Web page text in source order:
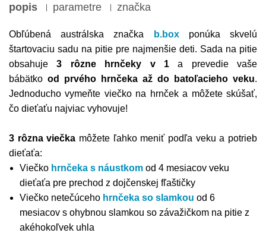
popis parametre značka
Obľúbená austrálska značka b.boxponúka skvelú
štartovaciu sadu na pitie pre najmenšie deti. Sada na pitie
obsahuje3 rôzne hrnčeky v 1a prevedie vaše
bábätko od prvého hrnčeka až do batoľacieho veku.
Jednoducho vymeňte viečko na hrnček a môžete skúšať,
čo dieťaťu najviac vyhovuje!
3 rôzna viečka môžete ľahko meniť podľa veku a potrieb
dieťaťa:
Viečko hrnčeka s náustkom od 4 mesiacov veku
dieťaťa pre prechod z dojčenskej fľaštičky
Viečko netečúceho hrnčeka so slamkou od 6
mesiacov s ohybnou slamkou so závažičkom na pitie z
akéhokoľvek uhla